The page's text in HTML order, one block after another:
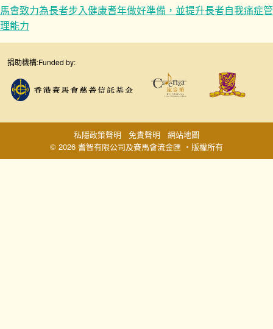
馬會致力為長者步入健康耆年做好準備，並提升長者自我痛症管
理能力
捐助機構:Funded by:
© 2026 耆智有限公司及賽馬會流金匯 ‧版權所有
私隱政策聲明 免責聲明 網站地圖